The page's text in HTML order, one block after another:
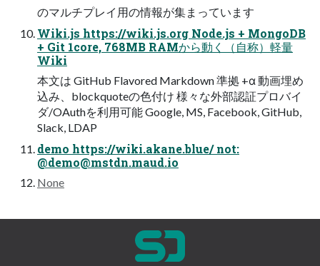
のマルチプレイ用の情報が集まっています
Wiki.js https://wiki.js.org Node.js + MongoDB
+ Git 1core, 768MB RAMから動く（自称）軽量
Wiki
本文は GitHub Flavored Markdown 準拠 +α 動画埋め
込み、blockquoteの色付け 様々な外部認証プロバイ
ダ/OAuthを利用可能 Google, MS, Facebook, GitHub,
Slack, LDAP
demo https://wiki.akane.blue/ not:
@demo@mstdn.maud.io
None